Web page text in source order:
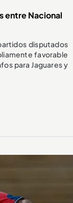
entre Nacional
disputados
favorable
para Jaguares y